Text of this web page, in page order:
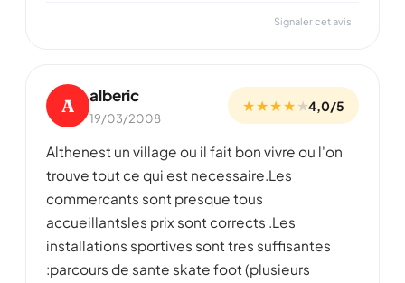
Signaler cet avis
A alberic
19/03/2008
★ ★ ★ ★★4,0/5
Althenest un village ou il fait bon vivre ou l'on
trouve tout ce qui est necessaire.Les
commercants sont presque tous
accueillantsles prix sont corrects .Les
installations sportives sont tres suffisantes
:parcours de sante skate foot (plusieurs